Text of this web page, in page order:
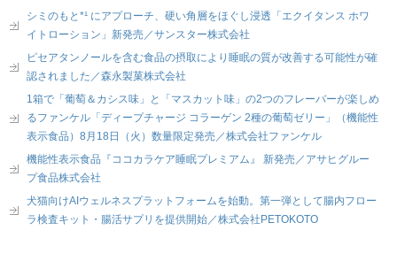
シミのもと*¹ にアプローチ、硬い角層をほぐし浸透「エクイタンス ホワ
イトローション」新発売／サンスター株式会社
ピセアタンノールを含む食品の摂取により睡眠の質が改善する可能性が確
認されました／森永製菓株式会社
1箱で「葡萄＆カシス味」と「マスカット味」の2つのフレーバーが楽しめ
るファンケル「ディープチャージ コラーゲン 2種の葡萄ゼリー」（機能性
表示食品）8月18日（火）数量限定発売／株式会社ファンケル
機能性表示食品『ココカラケア睡眠プレミアム』 新発売／アサヒグルー
プ食品株式会社
犬猫向けAIウェルネスプラットフォームを始動。第一弾として腸内フロー
ラ検査キット・腸活サプリを提供開始／株式会社PETOKOTO